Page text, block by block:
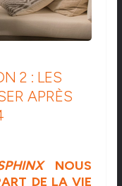
2 : LES
APRÈS
NOUS
DE LA VIE